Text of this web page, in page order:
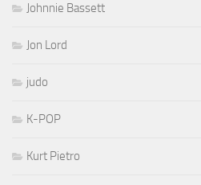
Johnnie Bassett
Jon Lord
judo
K-POP
Kurt Pietro